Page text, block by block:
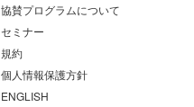
協賛プログラムについて
セミナー
規約
個人情報保護方針
ENGLISH